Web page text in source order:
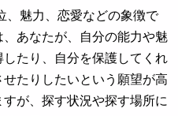
魅力、恋愛などの象徴で
あなたが、自分の能力や魅
たり、自分を保護してくれ
たりしたいという願望が高
が、探す状況や探す場所に